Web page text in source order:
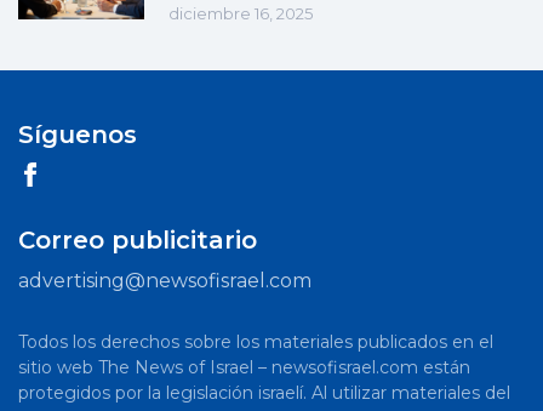
diciembre 16, 2025
Síguenos
Correo publicitario
advertising@newsofisrael.com
Todos los derechos sobre los materiales publicados en el
sitio web The News of Israel – newsofisrael.com están
protegidos por la legislación israelí. Al utilizar materiales del